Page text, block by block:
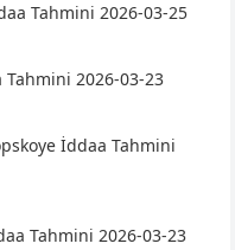
Tahmini 2026-03-25
2026-03-23
İddaa Tahmini
Tahmini 2026-03-23